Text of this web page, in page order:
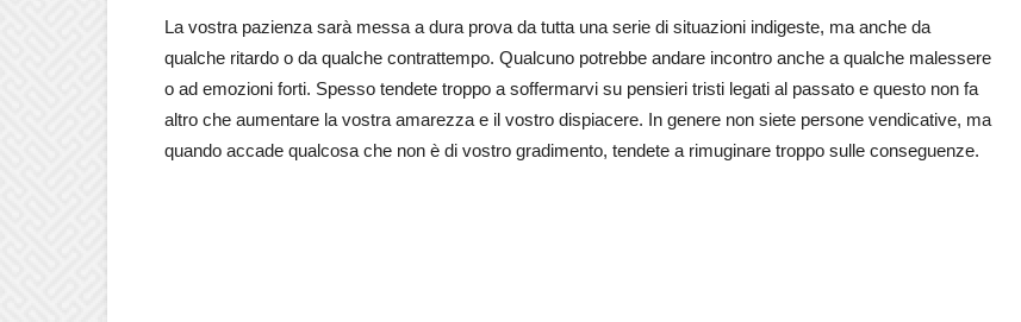
La vostra pazienza sarà messa a dura prova da tutta una serie di situazioni indigeste, ma anche da
qualche ritardo o da qualche contrattempo. Qualcuno potrebbe andare incontro anche a qualche malessere
o ad emozioni forti. Spesso tendete troppo a soffermarvi su pensieri tristi legati al passato e questo non fa
altro che aumentare la vostra amarezza e il vostro dispiacere. In genere non siete persone vendicative, ma
quando accade qualcosa che non è di vostro gradimento, tendete a rimuginare troppo sulle conseguenze.